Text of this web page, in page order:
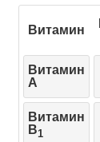
Витамин
Витамин
А
Витамин
B1